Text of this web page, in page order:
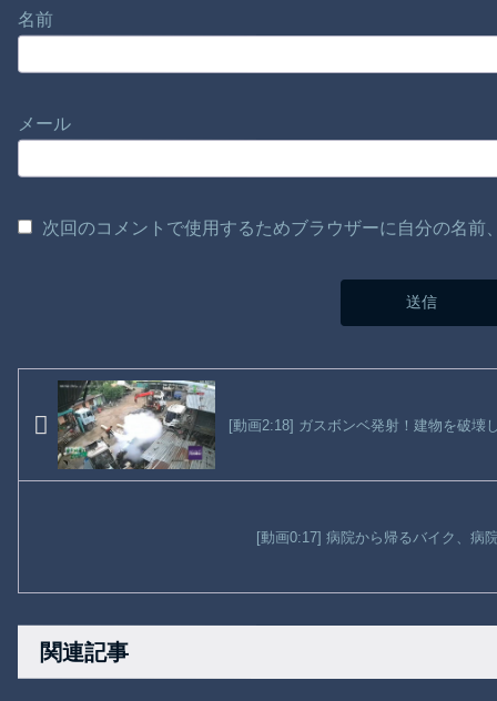
名前
メール
次回のコメントで使用するためブラウザーに自分の名
[動画2:18] ガスボンベ発射！建物を破壊
[動画0:17] 病院から帰るバイク、病
関連記事